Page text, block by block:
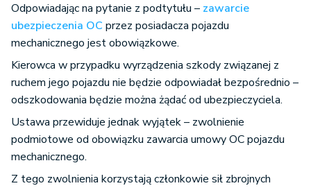
Odpowiadając na pytanie z podtytułu – zawarcie
ubezpieczenia OC przez posiadacza pojazdu
mechanicznego jest obowiązkowe.
Kierowca w przypadku wyrządzenia szkody związanej z
ruchem jego pojazdu nie będzie odpowiadał bezpośrednio –
odszkodowania będzie można żądać od ubezpieczyciela.
Ustawa przewiduje jednak wyjątek – zwolnienie
podmiotowe od obowiązku zawarcia umowy OC pojazdu
mechanicznego.
Z tego zwolnienia korzystają członkowie sił zbrojnych